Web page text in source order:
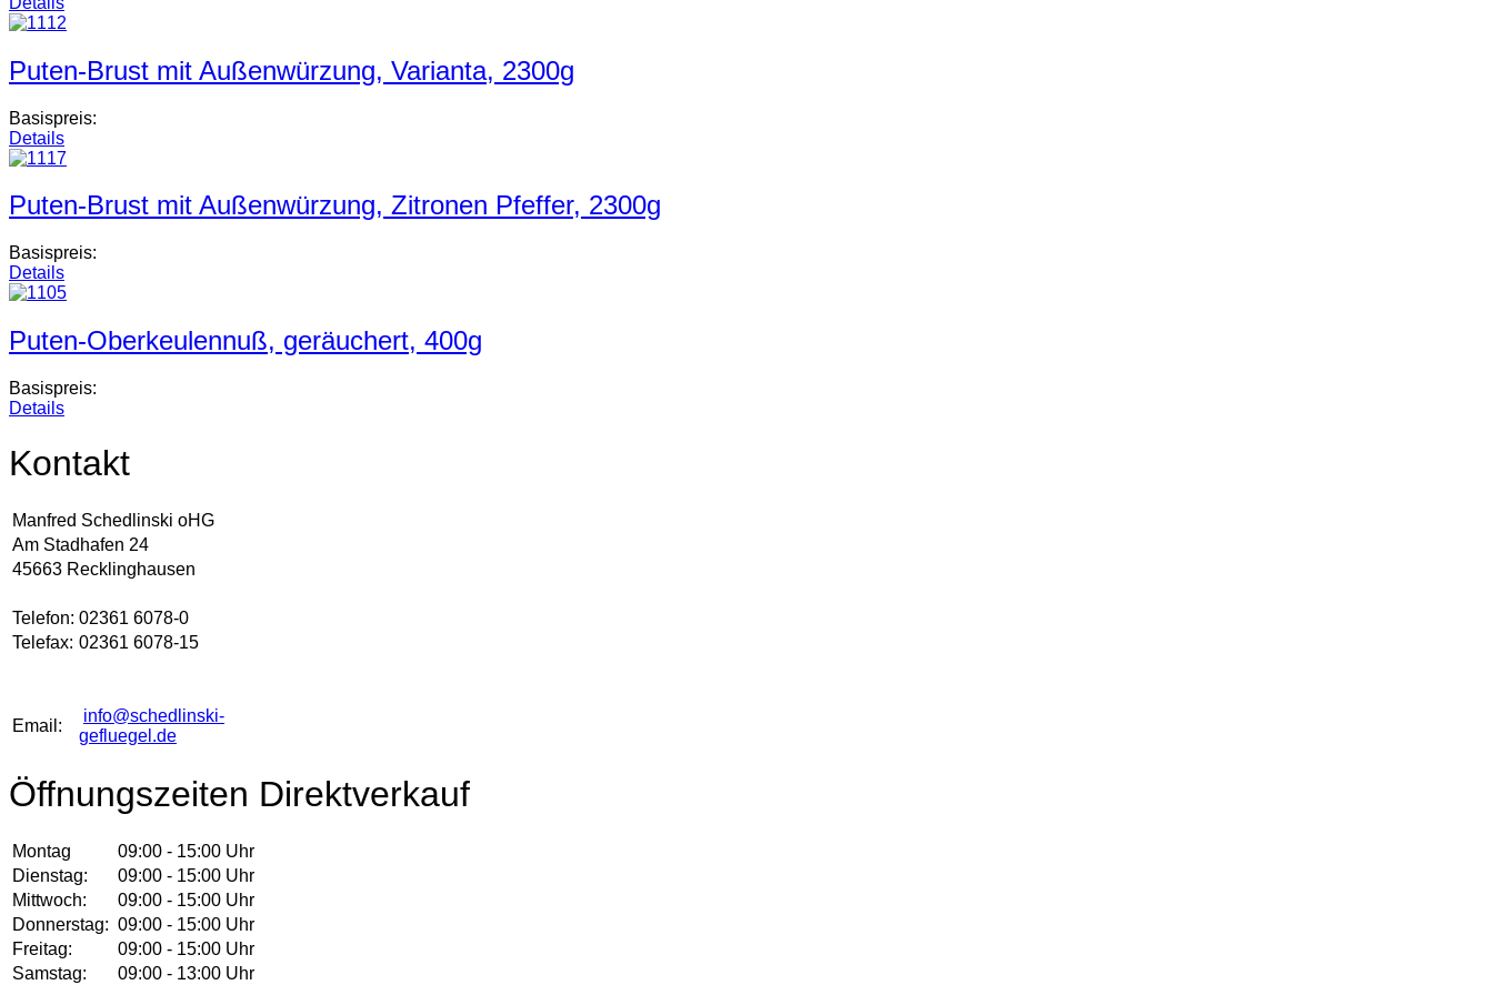
Puten-Brust mit Außenwürzung, Varianta, 2300g
Basispreis:
Details
Puten-Brust mit Außenwürzung, Zitronen Pfeffer, 2300g
Basispreis:
Details
Puten-Oberkeulennuß, geräuchert, 400g
Basispreis:
Details
Kontakt
Manfred Schedlinski oHG
Am Stadhafen 24
45663 Recklinghausen
Telefon: 02361 6078-0
Telefax: 02361 6078-15
Email:
info@schedlinski-
gefluegel.de
Öffnungszeiten Direktverkauf
Montag
09:00 - 15:00 Uhr
Dienstag:
09:00 - 15:00 Uhr
Mittwoch:
09:00 - 15:00 Uhr
Donnerstag: 09:00 - 15:00 Uhr
Freitag:
09:00 - 15:00 Uhr
Samstag:
09:00 - 13:00 Uhr